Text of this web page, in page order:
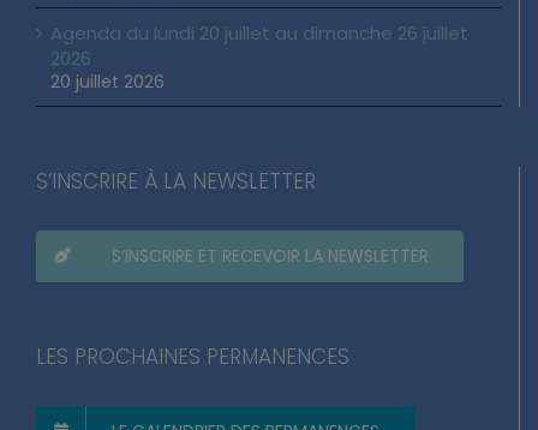
Agenda du lundi 20 juillet au dimanche 26 juillet
2026
20 juillet 2026
S’INSCRIRE À LA NEWSLETTER
S’INSCRIRE ET RECEVOIR LA NEWSLETTER
LES PROCHAINES PERMANENCES